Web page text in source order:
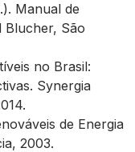
Manual de
Blucher, São
no Brasil:
Synergia
de Energia
2003.